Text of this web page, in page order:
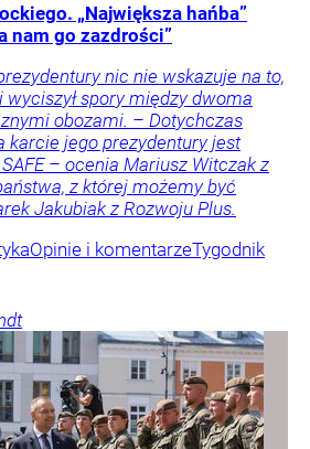
„Największa hańba”
nam go zazdrości”
nic nie wskazuje na to,
spory między dwoma
obozami. – Dotychczas
karcie jego prezydentury jest
– ocenia Mariusz Witczak z
z której możemy być
Jakubiak z Rozwoju Plus.
Opinie i komentarzeTygodnik